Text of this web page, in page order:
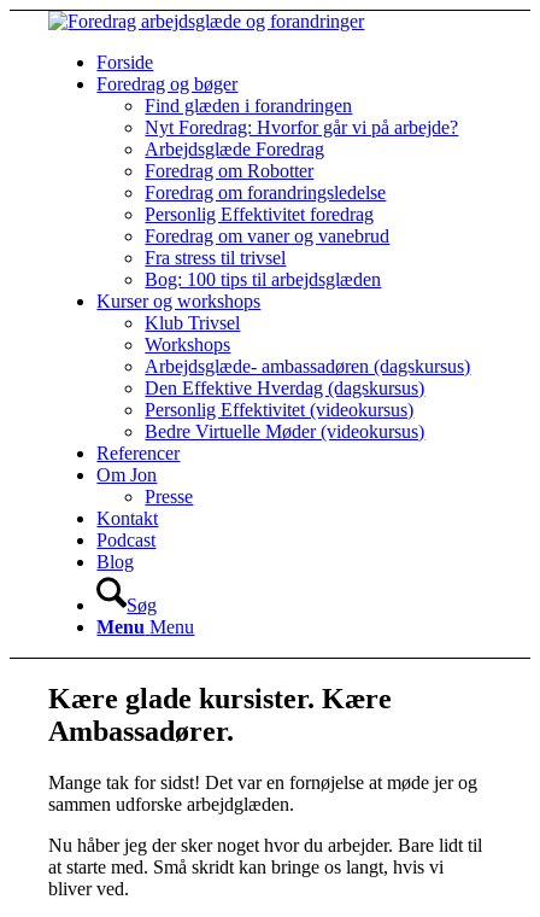
Forside
Foredrag og bøger
Find glæden i forandringen
Nyt Foredrag: Hvorfor går vi på arbejde?
Arbejdsglæde Foredrag
Foredrag om Robotter
Foredrag om forandringsledelse
Personlig Effektivitet foredrag
Foredrag om vaner og vanebrud
Fra stress til trivsel
Bog: 100 tips til arbejdsglæden
Kurser og workshops
Klub Trivsel
Workshops
Arbejdsglæde- ambassadøren (dagskursus)
Den Effektive Hverdag (dagskursus)
Personlig Effektivitet (videokursus)
Bedre Virtuelle Møder (videokursus)
Referencer
Om Jon
Presse
Kontakt
Podcast
Blog
Søg
Menu Menu
Kære glade kursister. Kære
Ambassadører.
Mange tak for sidst! Det var en fornøjelse at møde jer og
sammen udforske arbejdglæden.
Nu håber jeg der sker noget hvor du arbejder. Bare lidt til
at starte med. Små skridt kan bringe os langt, hvis vi
bliver ved.